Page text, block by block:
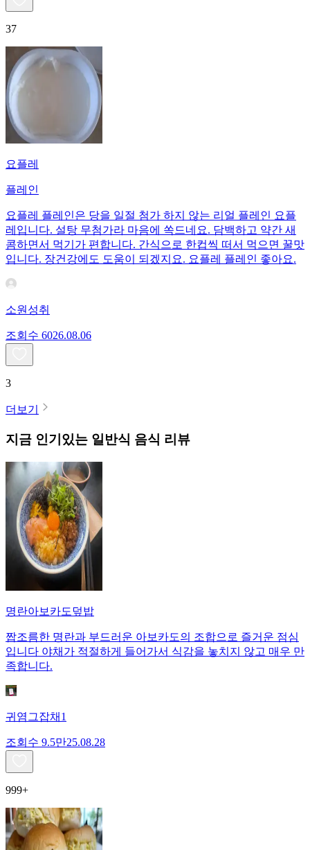
37
요플레
플레인
요플레 플레인은 당을 일절 첨가 하지 않는 리얼 플레인 요플
레입니다. 설탕 무첨가라 마음에 쏙드네요. 담백하고 약간 새
콤하면서 먹기가 편합니다. 간식으로 한컵씩 떠서 먹으면 꿀맛
입니다. 장건강에도 도움이 되겠지요. 요플레 플레인 좋아요.
소원성취
조회수 6026.08.06
3
더보기
지금 인기있는 일반식 음식 리뷰
명란아보카도덮밥
짭조름한 명란과 부드러운 아보카도의 조합으로 즐거운 점심
입니다 야채가 적절하게 들어가서 식감을 놓치지 않고 매우 만
족합니다.
귀염그잡채1
조회수 9.5만25.08.28
999+